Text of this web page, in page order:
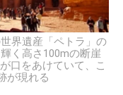
界遺産「ペトラ」の
く高さ100mの断崖
口をあけていて、こ
が現れる